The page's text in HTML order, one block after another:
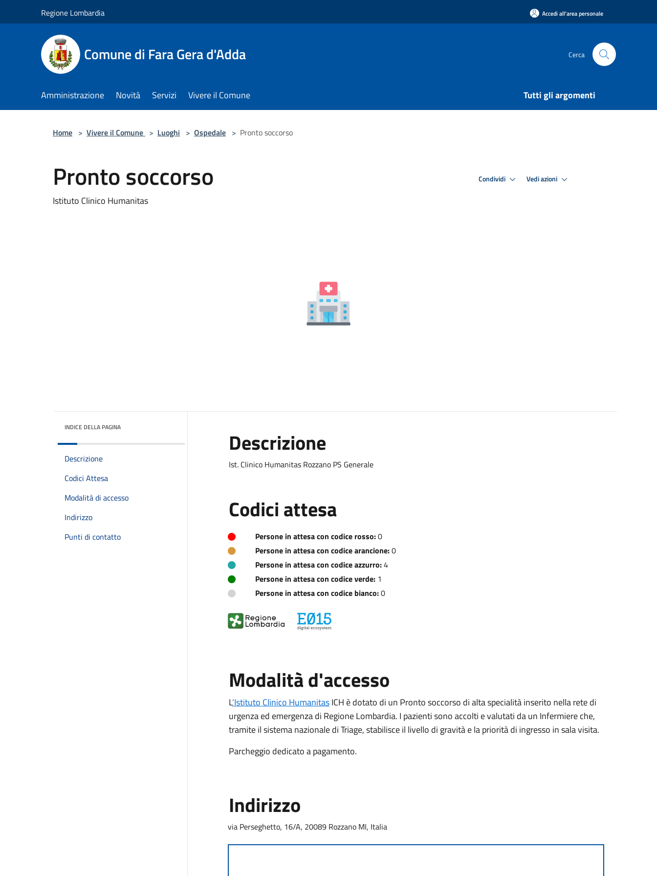
Regione Lombardia Accedi all'area personale
Comune di Fara Gera d'Adda Cerca
Amministrazione Novità Servizi Vivere il Comune Tutti gli argomenti
Home > Vivere il Comune > Luoghi > Ospedale > Pronto soccorso
Pronto soccorso
Istituto Clinico Humanitas
Condividi Vedi azioni
INDICE DELLA PAGINA
Descrizione
Codici Attesa
Modalità di accesso
Indirizzo
Punti di contatto
Descrizione
Ist. Clinico Humanitas Rozzano PS Generale
Codici attesa
Persone in attesa con codice rosso:0
Persone in attesa con codice arancione:0
Persone in attesa con codice azzurro:4
Persone in attesa con codice verde:1
Persone in attesa con codice bianco:0
Modalità d'accesso
L’Istituto Clinico HumanitasICH è dotato di un Pronto soccorso di alta specialità inserito nella rete di
urgenza ed emergenza di Regione Lombardia. I pazienti sono accolti e valutati da un Infermiere che,
tramite il sistema nazionale di Triage, stabilisce il livello di gravità e la priorità di ingresso in sala visita.
Parcheggio dedicato a pagamento.
Indirizzo
via Perseghetto, 16/A, 20089 Rozzano MI, Italia